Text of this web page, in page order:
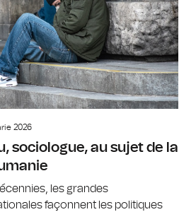
2026
sociologue, au sujet de la
les grandes
façonnent les politiques